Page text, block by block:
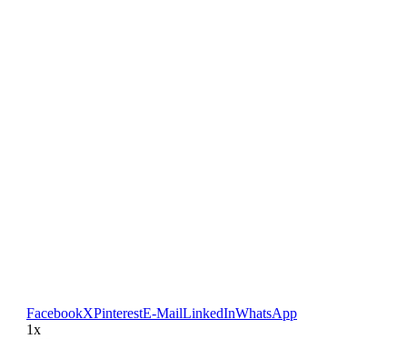
FacebookXPinterestE-MailLinkedInWhatsApp
1x